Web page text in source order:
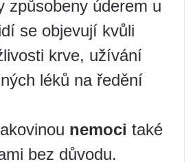
způsobeny úderem u
se objevují kvůli
krve, užívání
léků na ředění
nemoci také
bez důvodu.